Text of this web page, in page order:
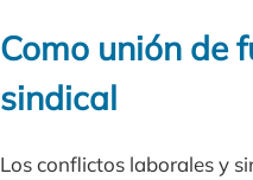
Como unión de
sindical
Los conflictos laborales y